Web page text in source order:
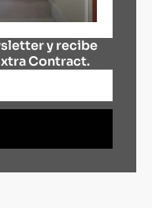
y recibe
Contract.